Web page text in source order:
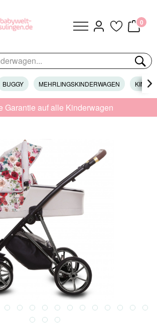
0
BUGGY MEHRLINGSKINDERWAGEN 
Garantie auf alle Kinderwagen